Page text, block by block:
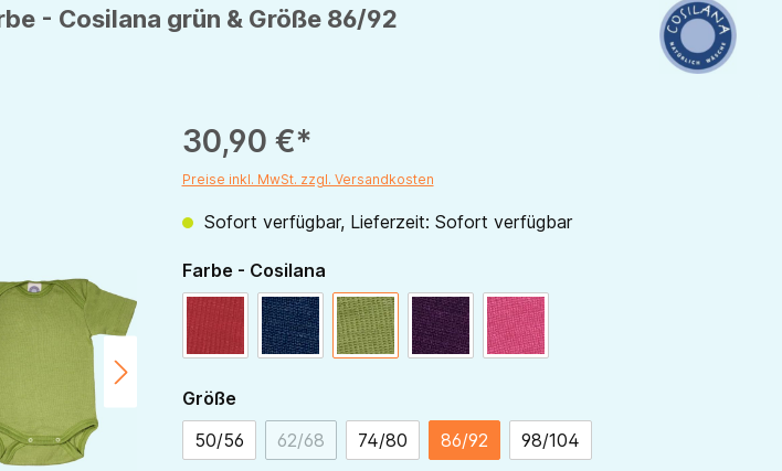
- Cosilana grün & Größe 86/92
30,90 €*
Preise inkl. MwSt. zzgl. Versandkosten
Sofort verfügbar, Lieferzeit: Sofort verfügbar
Farbe - Cosilanaauswählen
marine grün pflaume pink
Größeauswählen
50/56
62/68(Diese Option ist zurzeit nicht verfügbar.)
74/80 86/92 98/104